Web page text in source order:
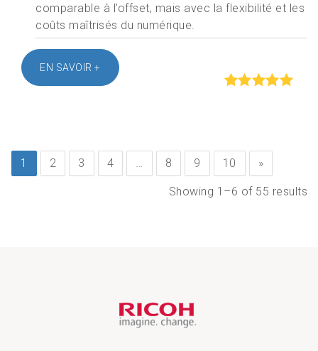
comparable à l’offset, mais avec la flexibilité et les
coûts maîtrisés du numérique.
EN SAVOIR +
1 2 3 4 … 8 9 10 »
Showing 1–6 of 55 results